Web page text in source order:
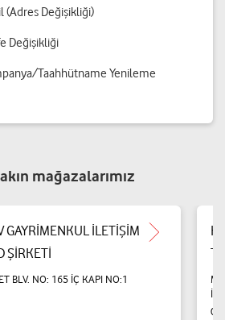
(Adres Değişikliği)
Değişikliği
Taahhütname Yenileme
mağazalarımız
GAYRİMENKUL İLETİŞİM
ŞİRKETİ
BLV. NO: 165 İÇ KAPI NO:1